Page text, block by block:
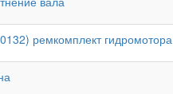
ремкомплект